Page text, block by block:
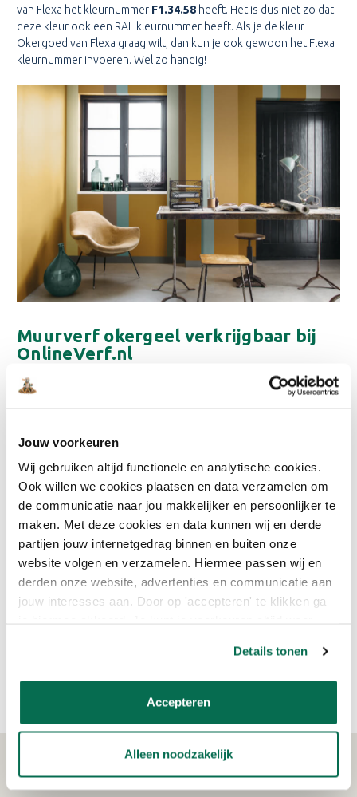
Jouw voorkeuren
Wij gebruiken altijd functionele en analytische cookies.
Ook willen we cookies plaatsen en data verzamelen om
de communicatie naar jou makkelijker en persoonlijker te
maken. Met deze cookies en data kunnen wij en derde
partijen jouw internetgedrag binnen en buiten onze
website volgen en verzamelen. Hiermee passen wij en
derden onze website, advertenties en communicatie aan
jouw interesses aan. Door op 'accepteren' te klikken ga
Details tonen
Accepteren
Alleen noodzakelijk
van Flexa het kleurnummer F1.34.58 heeft. Het is dus niet zo dat
deze kleur ook een RAL kleurnummer heeft. Als je de kleur
Okergoed van Flexa graag wilt, dan kun je ook gewoon het Flexa
kleurnummer invoeren. Wel zo handig!
Muurverf okergeel verkrijgbaar bij
OnlineVerf.nl
Deze kleur gaat dus veel gezelligheid brengen in de
woonkamers. Uiteraard is deze kleur ook te verkrijgen
antwoord of passend advies. Kom gerust langs in onze
showroom. Ofbelof mailons.
€32,82
Flexa Strak op de Muur
€15,29
WAT KLANTEN VERTELLEN